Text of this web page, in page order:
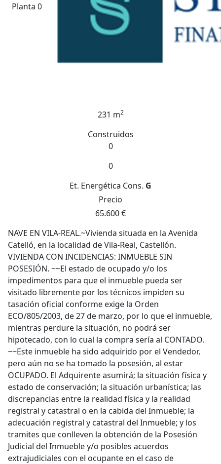
Planta 0
231 m2
Construidos
0
0
Et. Energética Cons. G
Precio
65.600 €
NAVE EN VILA-REAL.~Vivienda situada en la Avenida
Catelló, en la localidad de Vila-Real, Castellón.
VIVIENDA CON INCIDENCIAS: INMUEBLE SIN
POSESIÓN. ~~El estado de ocupado y/o los
impedimentos para que el inmueble pueda ser
visitado libremente por los técnicos impiden su
tasación oficial conforme exige la Orden
ECO/805/2003, de 27 de marzo, por lo que el inmueble,
mientras perdure la situación, no podrá ser
hipotecado, con lo cual la compra sería al CONTADO.
~~Este inmueble ha sido adquirido por el Vendedor,
pero aún no se ha tomado la posesión, al estar
OCUPADO. El Adquirente asumirá; la situación física y
estado de conservación; la situación urbanística; las
discrepancias entre la realidad física y la realidad
registral y catastral o en la cabida del Inmueble; la
adecuación registral y catastral del Inmueble; y los
tramites que conlleven la obtención de la Posesión
Judicial del Inmueble y/o posibles acuerdos
extrajudiciales con el ocupante en el caso de